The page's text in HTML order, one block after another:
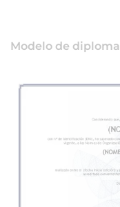
Modelo de diploma